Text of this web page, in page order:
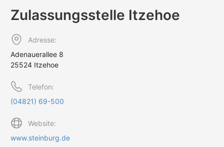
Zulassungs­stelle Itzehoe
Adresse:
Adenauerallee 8
25524 Itzehoe
Telefon:
(04821) 69-500
Website:
www.steinburg.de